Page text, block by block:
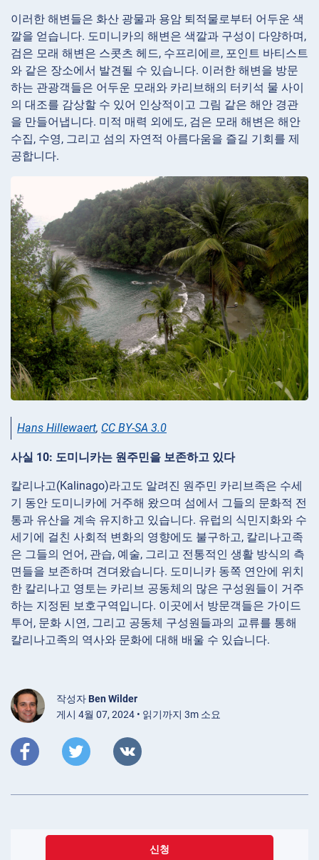
이러한 해변들은 화산 광물과 용암 퇴적물로부터 어두운 색
깔을 얻습니다. 도미니카의 해변은 색깔과 구성이 다양하며,
검은 모래 해변은 스콧츠 헤드, 수프리에르, 포인트 바티스트
와 같은 장소에서 발견될 수 있습니다. 이러한 해변을 방문
하는 관광객들은 어두운 모래와 카리브해의 터키석 물 사이
의 대조를 감상할 수 있어 인상적이고 그림 같은 해안 경관
을 만들어냅니다. 미적 매력 외에도, 검은 모래 해변은 해안
수집, 수영, 그리고 섬의 자연적 아름다움을 즐길 기회를 제
공합니다.
Hans Hillewaert, CC BY-SA 3.0
사실 10: 도미니카는 원주민을 보존하고 있다
칼리나고(Kalinago)라고도 알려진 원주민 카리브족은 수세
기 동안 도미니카에 거주해 왔으며 섬에서 그들의 문화적 전
통과 유산을 계속 유지하고 있습니다. 유럽의 식민지화와 수
세기에 걸친 사회적 변화의 영향에도 불구하고, 칼리나고족
은 그들의 언어, 관습, 예술, 그리고 전통적인 생활 방식의 측
면들을 보존하며 견뎌왔습니다. 도미니카 동쪽 연안에 위치
한 칼리나고 영토는 카리브 공동체의 많은 구성원들이 거주
하는 지정된 보호구역입니다. 이곳에서 방문객들은 가이드
투어, 문화 시연, 그리고 공동체 구성원들과의 교류를 통해
칼리나고족의 역사와 문화에 대해 배울 수 있습니다.
작성자 Ben Wilder
게시 4월 07, 2024 • 읽기까지 3m 소요
신청